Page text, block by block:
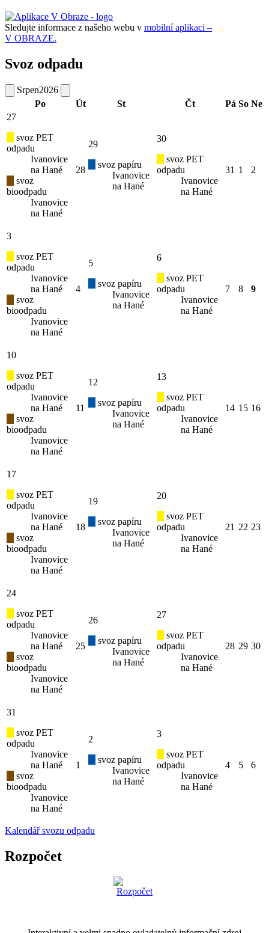
Sledujte informace z našeho webu v mobilní aplikaci –
V OBRAZE.
Svoz odpadu
Srpen2026
Po
Út St Čt Pá So Ne
27
svoz PET
odpadu
Ivanovice
na Hané
svoz
bioodpadu
Ivanovice
na Hané
28
29
svoz papíru
Ivanovice
na Hané
30
svoz PET
odpadu
Ivanovice
na Hané
31 1 2
3
svoz PET
odpadu
Ivanovice
na Hané
svoz
bioodpadu
Ivanovice
na Hané
4
5
svoz papíru
Ivanovice
na Hané
6
svoz PET
odpadu
Ivanovice
na Hané
7 8 9
10
svoz PET
odpadu
Ivanovice
na Hané
svoz
bioodpadu
Ivanovice
na Hané
11
12
svoz papíru
Ivanovice
na Hané
13
svoz PET
odpadu
Ivanovice
na Hané
14 15 16
17
svoz PET
odpadu
Ivanovice
na Hané
svoz
bioodpadu
Ivanovice
na Hané
18
19
svoz papíru
Ivanovice
na Hané
20
svoz PET
odpadu
Ivanovice
na Hané
21 22 23
24
svoz PET
odpadu
Ivanovice
na Hané
svoz
bioodpadu
Ivanovice
na Hané
25
26
svoz papíru
Ivanovice
na Hané
27
svoz PET
odpadu
Ivanovice
na Hané
28 29 30
31
svoz PET
odpadu
Ivanovice
na Hané
svoz
bioodpadu
Ivanovice
na Hané
1
2
svoz papíru
Ivanovice
na Hané
3
svoz PET
odpadu
Ivanovice
na Hané
4 5 6
Kalendář svozu odpadu
Rozpočet